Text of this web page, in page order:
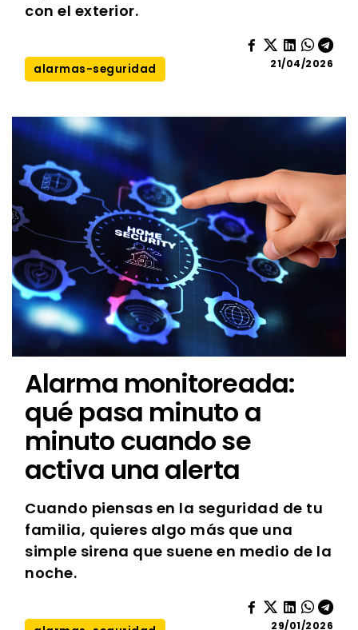
con el exterior.
alarmas-seguridad 21/04/2026
Alarma monitoreada:
qué pasa minuto a
minuto cuando se
activa una alerta
Cuando piensas en la seguridad de tu
familia, quieres algo más que una
simple sirena que suene en medio de la
noche.
29/01/2026